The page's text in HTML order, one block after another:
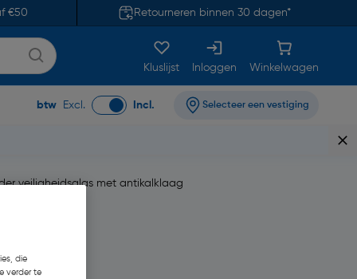
€50 Retourneren binnen 30 dagen*
Kluslijst Inloggen Winkelwagen
btw Excl. Incl. Selecteer een vestiging
veiligheidsglas met antikalklaag
die
verder te